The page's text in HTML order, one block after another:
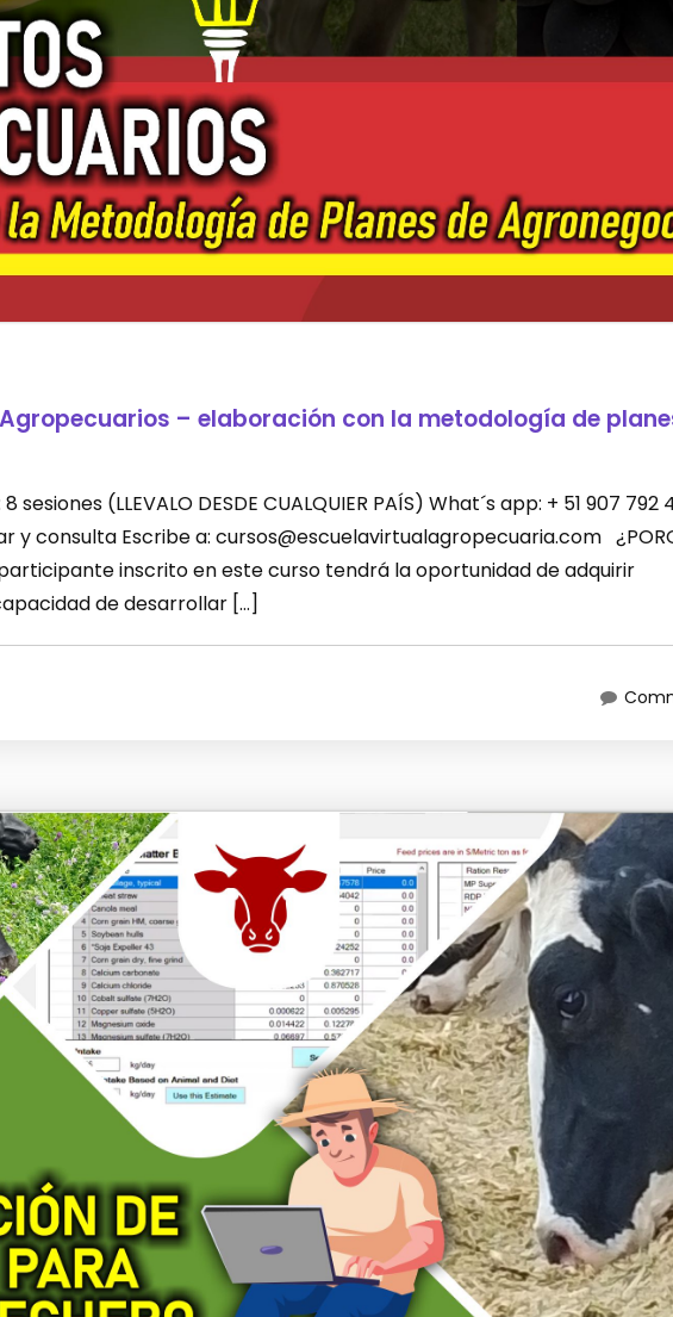
– elaboración con la metodología de
(LLEVALO DESDE CUALQUIER PAÍS) What´s app: + 51 907 792
y consulta Escribe a: cursos@escuelavirtualagropecuaria.com
El participante inscrito en este curso tendrá la oportunidad de adquirir
de desarrollar […]